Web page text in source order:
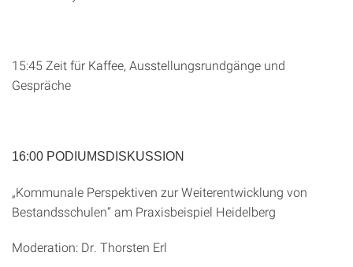
15:45 Zeit für Kaffee, Ausstellungsrundgänge und
Gespräche
16:00 PODIUMSDISKUSSION
„Kommunale Perspektiven zur Weiterentwicklung von
Bestandsschulen“ am Praxisbeispiel Heidelberg
Moderation: Dr. Thorsten Erl